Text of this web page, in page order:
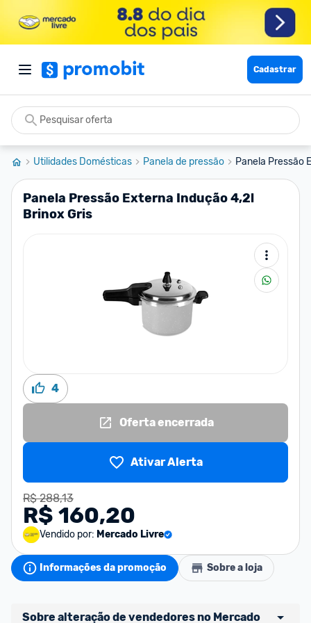
Cadastrar
Utilidades Domésticas Panela de pressão Panela Pressão
Panela Pressão Externa Indução 4,2l
Brinox Gris
4
Oferta encerrada
Ativar Alerta
R$ 288,13
R$ 160,20
Vendido por: Mercado Livre
Informações da promoção Sobre a loja
Sobre alteração de vendedores no Mercado